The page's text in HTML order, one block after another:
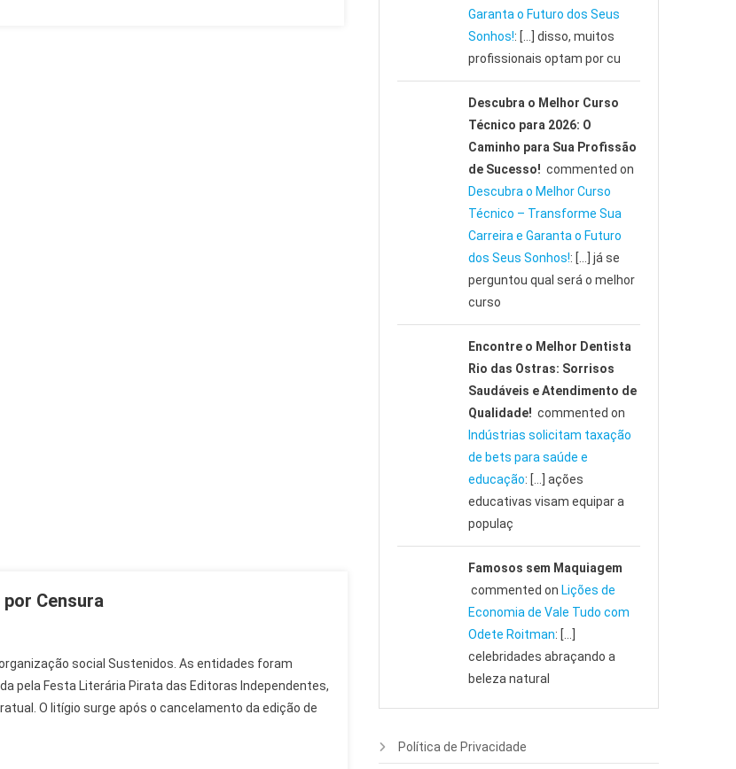
Censura
social Sustenidos. As entidades foram
pela Festa Literária Pirata das Editoras Independentes,
O litígio surge após o cancelamento da edição de
Garanta o Futuro dos Seus
Sonhos!: […] disso, muitos
profissionais optam por cu
Descubra o Melhor Curso
Técnico para 2026: O
Caminho para Sua Profissão
de Sucesso! commented on
Descubra o Melhor Curso
Técnico – Transforme Sua
Carreira e Garanta o Futuro
dos Seus Sonhos!: […] já se
perguntou qual será o melhor
curso
Encontre o Melhor Dentista
Rio das Ostras: Sorrisos
Saudáveis e Atendimento de
Qualidade! commented on
Indústrias solicitam taxação
de bets para saúde e
educação: […] ações
educativas visam equipar a
populaç
Famosos sem Maquiagem
commented on Lições de
Economia de Vale Tudo com
Odete Roitman: […]
celebridades abraçando a
beleza natural
Política de Privacidade